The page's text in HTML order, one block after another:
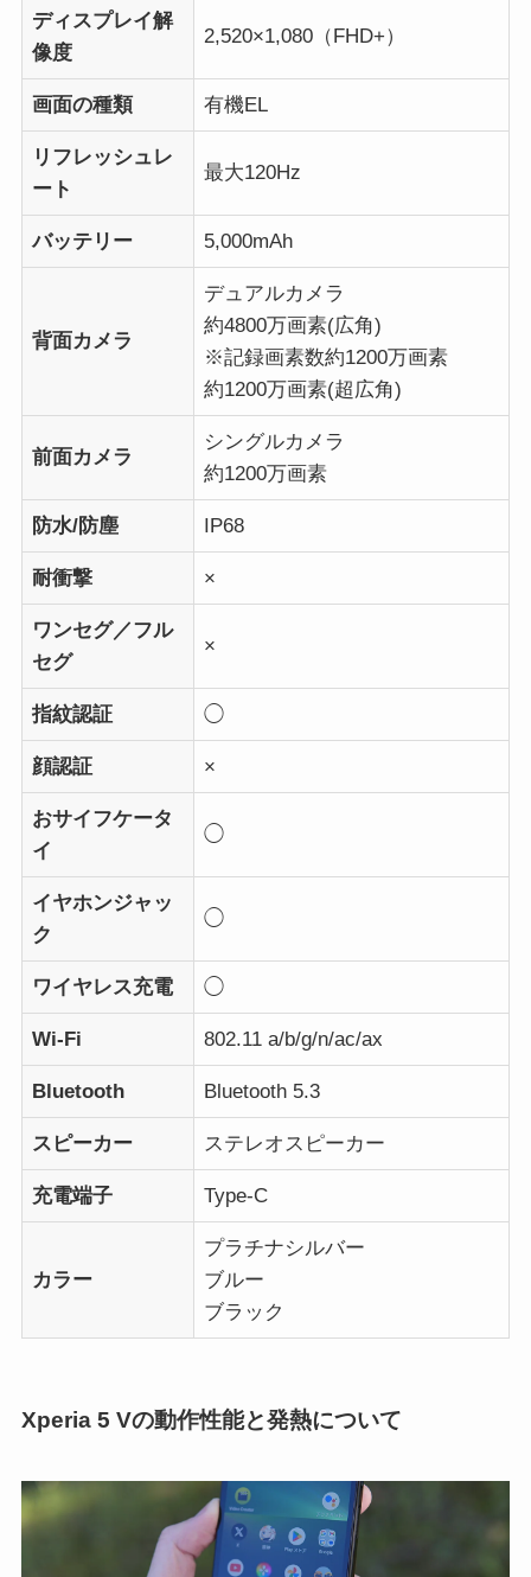
ディスプレイ解
像度
2,520×1,080（FHD+）
画面の種類 有機EL
リフレッシュレ
ート
最大120Hz
バッテリー 5,000mAh
背面カメラ
デュアルカメラ
約4800万画素(広角)
※記録画素数約1200万画素
約1200万画素(超広角)
前面カメラ
シングルカメラ
約1200万画素
防水/防塵 IP68
耐衝撃 ×
ワンセグ／フル
セグ
×
指紋認証 ◯
顔認証 ×
おサイフケータ
イ
◯
イヤホンジャッ
ク
◯
ワイヤレス充電 ◯
Wi-Fi 802.11 a/b/g/n/ac/ax
Bluetooth Bluetooth 5.3
スピーカー ステレオスピーカー
充電端子 Type-C
カラー
プラチナシルバー
ブルー
ブラック
Xperia 5 Vの動作性能と発熱について